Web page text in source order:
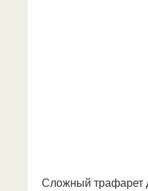
Сложный трафарет